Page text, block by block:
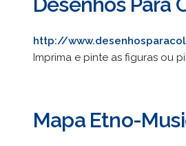
http://
Imprima e pinte as figuras ou
Mapa Etno-